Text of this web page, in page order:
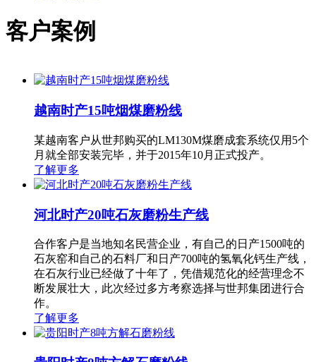
客户案例
越南时产15吨烟煤磨粉线
某越南客户从世邦购买的LM130M煤磨成套系统仅用5个
月就全部安装完毕，并于2015年10月正式投产。
了解更多
河北时产20吨石灰磨粉生产线
合作客户是当地知名民营企业，有自己的日产1500吨的
石灰窑和自己的石料厂和日产700吨的氢氧化钙生产线，
在石灰行业已经做了十年了，凭借规范化的经营理念不
断发展壮大，此次经过多方考察选择与世邦集团进行合
作。
了解更多